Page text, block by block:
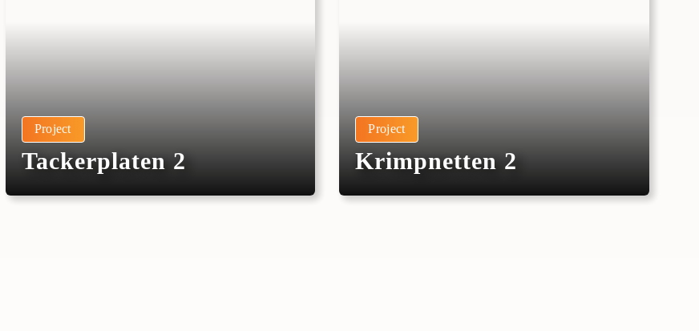
Project
Tackerplaten 2
Project
Krimpnetten 2